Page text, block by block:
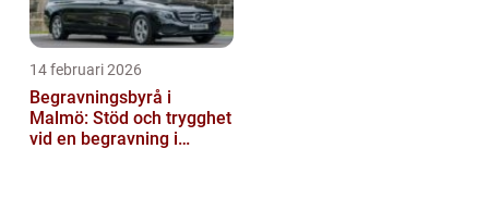
14 februari 2026
Begravningsbyrå i
Malmö: Stöd och trygghet
vid en begravning i